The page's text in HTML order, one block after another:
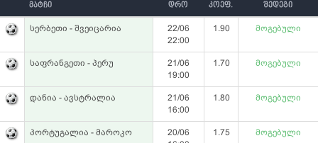
მატჩი დრო კოეფ. შედეგი
სერბეთი - შვეიცარია
22/06
22:00
1.90 მოგებული
საფრანგეთი - პერუ
21/06
19:00
1.70 მოგებული
დანია - ავსტრალია
21/06
16:00
1.80 მოგებული
პორტუგალია - მაროკო
20/06
1.75 მოგებული